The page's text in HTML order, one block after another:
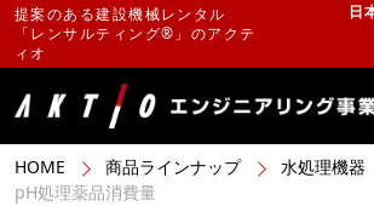
提案のある建設機械レンタル
「レンサルティング®」のアクテ
ィオ
日
HOME 商品ラインナップ 水処理機器
pH処理薬品消費量